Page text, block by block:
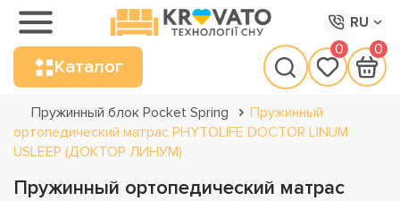
RU
Каталог
0 0
Пружинный блок Pocket Spring
Пружинный
ортопедический матрас PHYTOLIFE DOCTOR LINUM
USLEEP (ДОКТОР ЛИНУМ)
Пружинный ортопедический матрас